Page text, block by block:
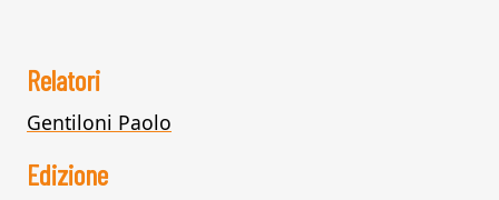
Relatori
Gentiloni Paolo
Edizione